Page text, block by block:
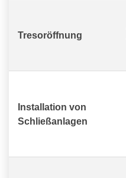
Tresoröffnung
Installation von
Schließanlagen